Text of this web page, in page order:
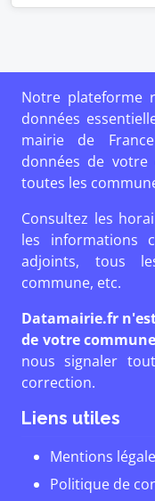
Notre plateforme
données
mairie de
données de votre
toutes les
Consultez les
les informations
adjoints, tous
commune, etc.
Datamairie.fr
de votre
nous signaler
correction.
Liens utiles
Mentions
Politique de